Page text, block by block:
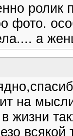
ролик
фото.
а
на
жизни